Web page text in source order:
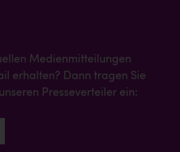
Medienmitteilungen
erhalten? Dann tragen Sie
Presseverteiler ein: